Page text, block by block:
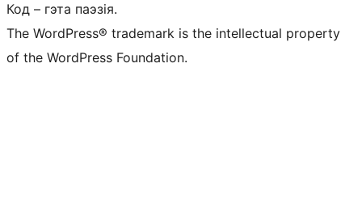
Код – гэта паэзія.
The WordPress® trademark is the intellectual property
of the WordPress Foundation.